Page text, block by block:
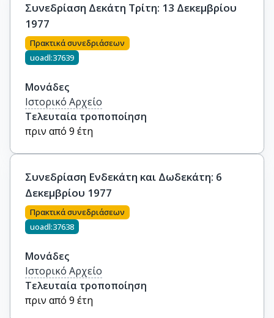
Συνεδρίαση Δεκάτη Τρίτη: 13 Δεκεμβρίου
1977
Πρακτικά συνεδριάσεων
uoadl:37639
Μονάδες
Ιστορικό Αρχείο
Τελευταία τροποποίηση
πριν από 9 έτη
Συνεδρίαση Ενδεκάτη και Δωδεκάτη: 6
Δεκεμβρίου 1977
Πρακτικά συνεδριάσεων
uoadl:37638
Μονάδες
Ιστορικό Αρχείο
Τελευταία τροποποίηση
πριν από 9 έτη